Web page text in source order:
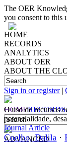
The OER
you consent to this
HOME
RECORDS
ANALYTICS
ABOUT OER
ABOUT THE
Sign in or register|
HOMERECORDS
ADVANCED
O uso de recursos
potencialidade,
Journal Article
Coelho, Dalila ·